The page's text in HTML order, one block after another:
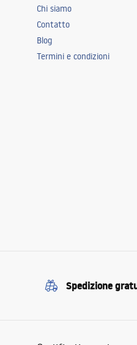
Chi siamo
Contatto
Blog
Termini e condizioni
Spedizione